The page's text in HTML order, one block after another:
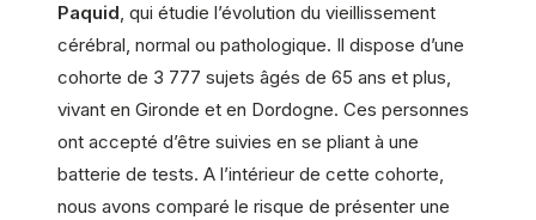
Paquid, qui étudie l’évolution du vieillissement
cérébral, normal ou pathologique. Il dispose d’une
cohorte de 3 777 sujets âgés de 65 ans et plus,
vivant en Gironde et en Dordogne. Ces personnes
ont accepté d’être suivies en se pliant à une
batterie de tests. A l’intérieur de cette cohorte,
nous avons comparé le risque de présenter une